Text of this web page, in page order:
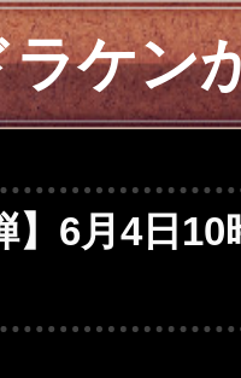
ラケン
】6月4日